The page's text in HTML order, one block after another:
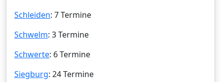
Schleiden: 7 Termine
Schwelm: 3 Termine
Schwerte: 6 Termine
Siegburg: 24 Termine